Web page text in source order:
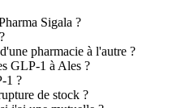
Sigala ?
pharmacie à l'autre ?
GLP-1 à Ales ?
1 ?
de stock ?